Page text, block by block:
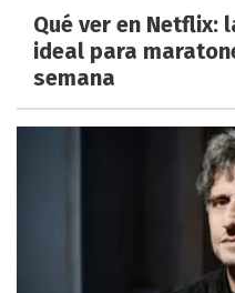
Qué ver en Netflix:
ideal para
semana